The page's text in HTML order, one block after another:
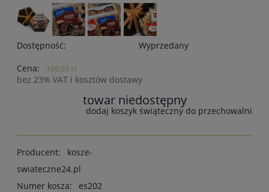
Dostępność:
Wyprzedany
Cena:
106,03 zł
bez 23% VAT i kosztów dostawy
towar niedostępny
dodaj koszyk świąteczny do przechowalni
Producent:
kosze-
swiateczne24.pl
Numer kosza:
es202